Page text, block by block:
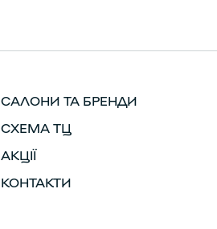
САЛОНИ ТА БРЕНДИ
СХЕМА ТЦ
АКЦІЇ
КОНТАКТИ